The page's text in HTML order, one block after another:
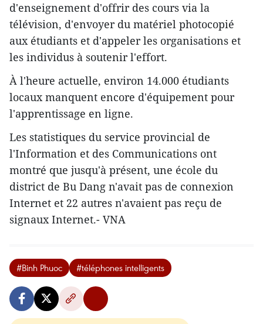
d'enseignement d'offrir des cours via la
télévision, d'envoyer du matériel photocopié
aux étudiants et d'appeler les organisations et
les individus à soutenir l'effort.
À l'heure actuelle, environ 14.000 étudiants
locaux manquent encore d'équipement pour
l'apprentissage en ligne.
Les statistiques du service provincial de
l'Information et des Communications ont
montré que jusqu'à présent, une école du
district de Bu Dang n'avait pas de connexion
Internet et 22 autres n'avaient pas reçu de
signaux Internet.- VNA
#Binh Phuoc #téléphones intelligents